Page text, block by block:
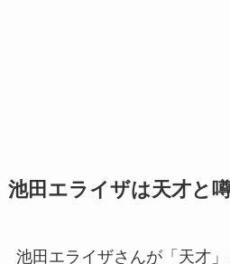
池田エライザは天才と
池田エライザさんが「天才